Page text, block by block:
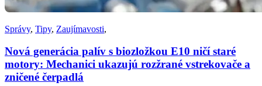
Správy, Tipy, Zaujímavosti,
Nová generácia palív s biozložkou E10 ničí staré
motory: Mechanici ukazujú rozžrané vstrekovače a
zničené čerpadlá